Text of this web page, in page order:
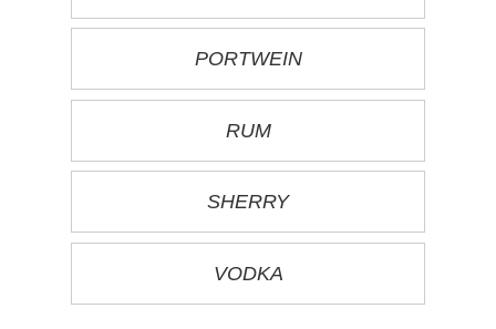
PORTWEIN
RUM
SHERRY
VODKA